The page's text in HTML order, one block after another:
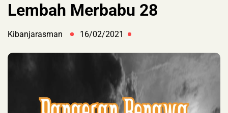
Lembah Merbabu 28
Kibanjarasman 16/02/2021